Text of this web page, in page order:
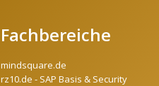
Fachbereiche
mindsquare.de
rz10.de - SAP Basis & Security